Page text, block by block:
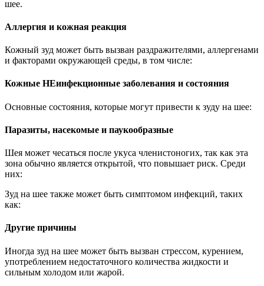
шее.
Аллергия и кожная реакция
Кожный зуд может быть вызван раздражителями, аллергенами
и факторами окружающей среды, в том числе:
Кожные НЕинфекционные заболевания и состояния
Основные состояния, которые могут привести к зуду на шее:
Паразиты, насекомые и паукообразные
Шея может чесаться после укуса членистоногих, так как эта
зона обычно является открытой, что повышает риск. Среди
них:
Зуд на шее также может быть симптомом инфекций, таких
как:
Другие причины
Иногда зуд на шее может быть вызван стрессом, курением,
употреблением недостаточного количества жидкости и
сильным холодом или жарой.